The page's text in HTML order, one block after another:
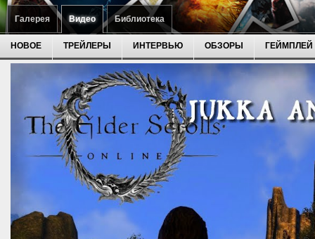
Галерея Видео Библиотека
НОВОЕ ТРЕЙЛЕРЫ ИНТЕРВЬЮ ОБЗОРЫ ГЕЙМПЛЕЙ